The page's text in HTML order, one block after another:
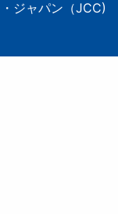
ジャパン（JCC)